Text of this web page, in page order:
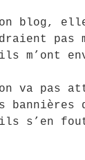
blog,
pas
m’ont
va pas
s’en